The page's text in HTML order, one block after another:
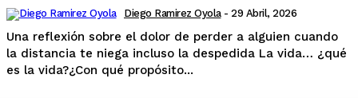
Diego Ramirez Oyola - 29 Abril, 2026
Una reflexión sobre el dolor de perder a alguien cuando
la distancia te niega incluso la despedida La vida… ¿qué
es la vida?¿Con qué propósito...